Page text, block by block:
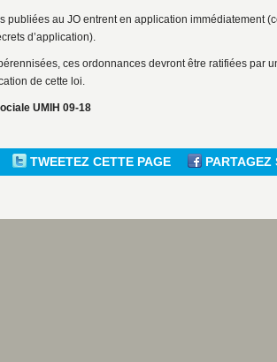
publiées au JO entrent en application immédiatement
d’application).
ces ordonnances devront être ratifiées par
de cette loi.
UMIH 09-18
TWEETEZ CETTE PAGE PARTAGEZ